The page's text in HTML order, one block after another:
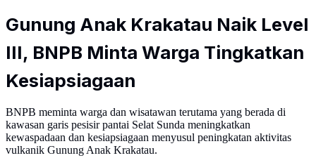
Gunung Anak Krakatau Naik Level
III, BNPB Minta Warga Tingkatkan
Kesiapsiagaan
BNPB meminta warga dan wisatawan terutama yang berada di
kawasan garis pesisir pantai Selat Sunda meningkatkan
kewaspadaan dan kesiapsiagaan menyusul peningkatan aktivitas
vulkanik Gunung Anak Krakatau.